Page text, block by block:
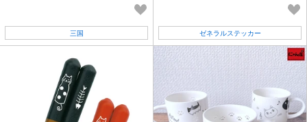
三国 ゼネラルステッカー